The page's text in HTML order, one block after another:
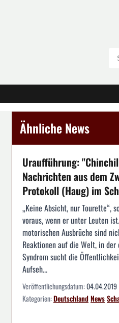
Ähnliche News
Uraufführung:
Nachrichten aus dem
Protokoll (Haug) im
„Keine Absicht, nur Tourette“,
voraus, wenn er unter Leuten
motorischen Ausbrüche sind
Reaktionen auf die Welt, in
Syndrom sucht die
Aufseh...
Veröffentlichungsdatum:04.04.2019
Kategorien:DeutschlandNews